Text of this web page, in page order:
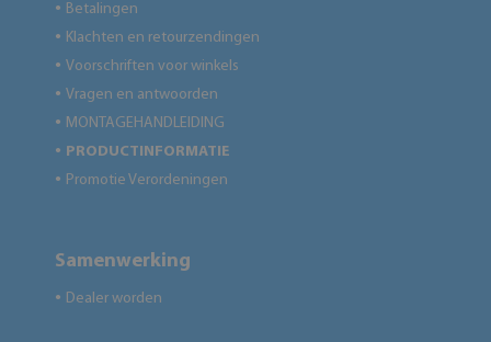
● Betalingen
● Klachten en retourzendingen
● Voorschriften voor winkels
● Vragen en antwoorden
● MONTAGEHANDLEIDING
● PRODUCTINFORMATIE
● Promotie Verordeningen
Samenwerking
● Dealer worden